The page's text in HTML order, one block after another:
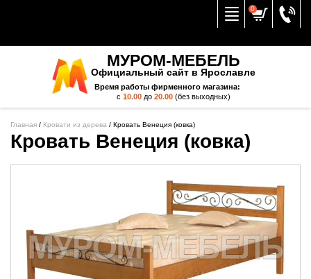
0
МУРОМ-МЕБЕЛЬ
Официальный сайт в Ярославле
Время работы фирменного магазина:
с 10.00до 20.00(без выходных)
Главная / Кровати из дерева / Кровать Венеция (ковка)
Кровать Венеция (ковка)